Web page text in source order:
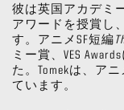
彼は英国アカデミ
アワードを授賞し
す。アニメSF短編
ミー賞、VES
た。Tomekは、ア
ています。